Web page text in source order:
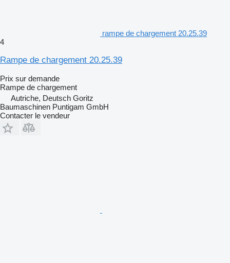
rampe de chargement 20.25.39
4
Rampe de chargement 20.25.39
Prix sur demande
Rampe de chargement
Autriche, Deutsch Goritz
Baumaschinen Puntigam GmbH
Contacter le vendeur